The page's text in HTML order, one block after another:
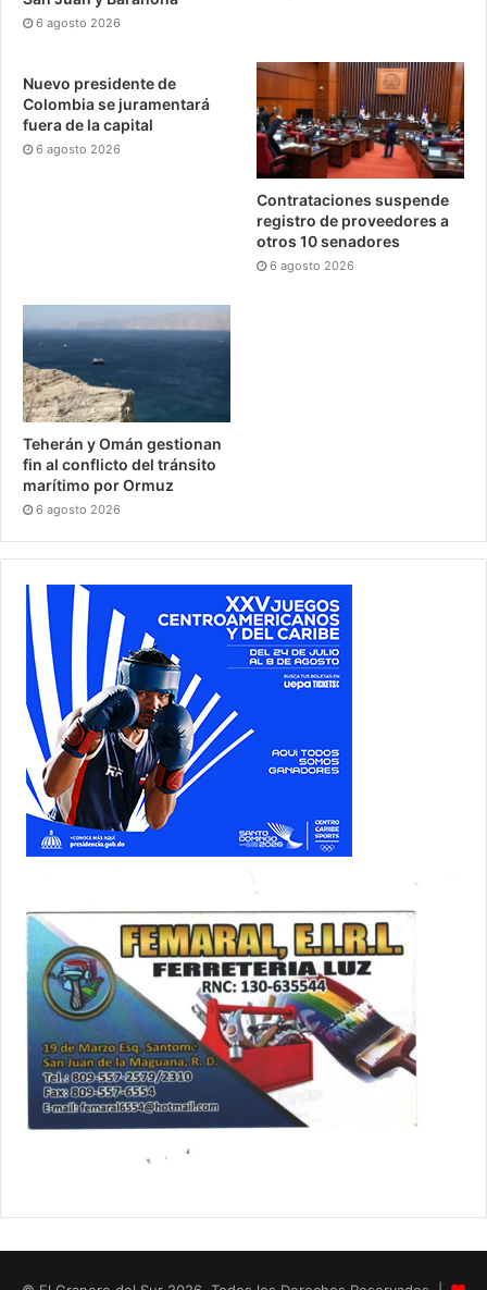
6 agosto 2026
Nuevo presidente de
Colombia se juramentará
fuera de la capital
6 agosto 2026
Contrataciones suspende
registro de proveedores a
otros 10 senadores
6 agosto 2026
Teherán y Omán gestionan
fin al conflicto del tránsito
marítimo por Ormuz
6 agosto 2026